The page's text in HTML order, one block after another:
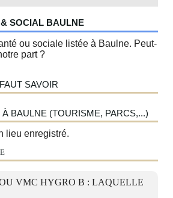
SOCIAL BAULNE
ou sociale listée à Baulne. Peut-
part ?
SAVOIR
BAULNE (TOURISME, PARCS,...)
lieu enregistré.
VMC HYGRO B : LAQUELLE